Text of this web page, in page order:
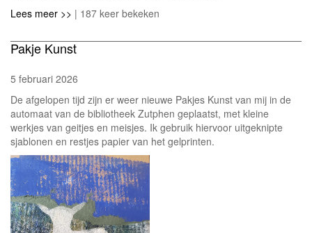
Lees meer >> | 187 keer bekeken
Pakje Kunst
5 februari 2026
De afgelopen tijd zijn er weer nieuwe Pakjes Kunst van mij in de
automaat van de bibliotheek Zutphen geplaatst, met kleine
werkjes van geitjes en meisjes. Ik gebruik hiervoor uitgeknipte
sjablonen en restjes papier van het gelprinten.